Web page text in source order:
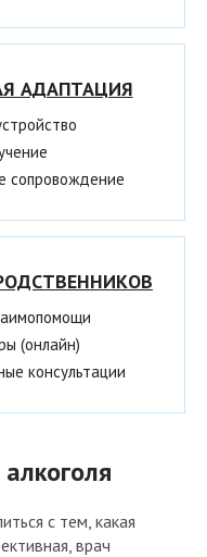
АДАПТАЦИЯ
сопровождение
(онлайн)
консультации
с тем, какая
врач